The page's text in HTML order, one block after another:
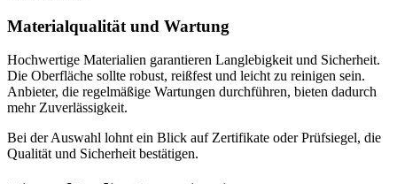
Materialqualität und Wartung
Hochwertige Materialien garantieren Langlebigkeit und Sicherheit.
Die Oberfläche sollte robust, reißfest und leicht zu reinigen sein.
Anbieter, die regelmäßige Wartungen durchführen, bieten dadurch
mehr Zuverlässigkeit.
Bei der Auswahl lohnt ein Blick auf Zertifikate oder Prüfsiegel, die
Qualität und Sicherheit bestätigen.